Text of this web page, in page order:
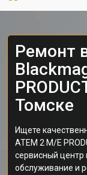
Ремонт
Томске
Ищете
ATEM 2 M/E
сервисный центр
обслуживание и